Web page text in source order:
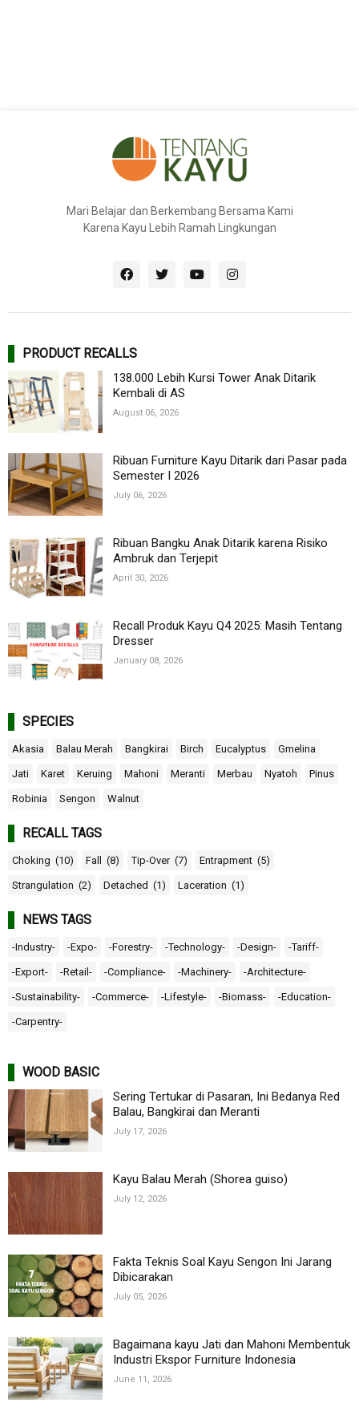
Mari Belajar dan Berkembang Bersama Kami
Karena Kayu Lebih Ramah Lingkungan
PRODUCT RECALLS
138.000 Lebih Kursi Tower Anak Ditarik
Kembali di AS
August 06, 2026
Ribuan Furniture Kayu Ditarik dari Pasar pada
Semester I 2026
July 06, 2026
Ribuan Bangku Anak Ditarik karena Risiko
Ambruk dan Terjepit
April 30, 2026
Recall Produk Kayu Q4 2025: Masih Tentang
Dresser
January 08, 2026
SPECIES
Akasia Balau Merah Bangkirai Birch Eucalyptus Gmelina
Jati Karet Keruing Mahoni Meranti Merbau Nyatoh Pinus
Robinia Sengon Walnut
RECALL TAGS
Choking (10) Fall (8) Tip-Over (7) Entrapment (5)
Strangulation (2) Detached (1) Laceration (1)
NEWS TAGS
-Industry- -Expo- -Forestry- -Technology- -Design- -Tariff-
-Export- -Retail- -Compliance- -Machinery- -Architecture-
-Sustainability- -Commerce- -Lifestyle- -Biomass- -Education-
-Carpentry-
WOOD BASIC
Sering Tertukar di Pasaran, Ini Bedanya Red
Balau, Bangkirai dan Meranti
July 17, 2026
Kayu Balau Merah (Shorea guiso)
July 12, 2026
Fakta Teknis Soal Kayu Sengon Ini Jarang
Dibicarakan
July 05, 2026
Bagaimana kayu Jati dan Mahoni Membentuk
Industri Ekspor Furniture Indonesia
June 11, 2026